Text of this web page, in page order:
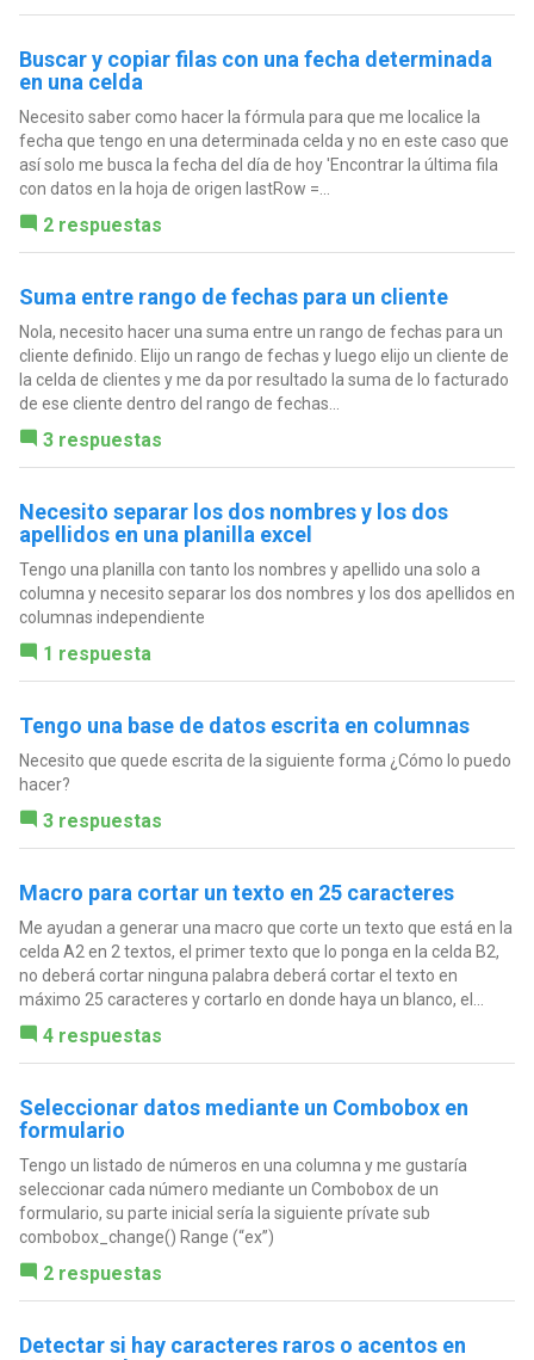
Buscar y copiar filas con una fecha determinada
en una celda
Necesito saber como hacer la fórmula para que me localice la
fecha que tengo en una determinada celda y no en este caso que
así solo me busca la fecha del día de hoy 'Encontrar la última fila
con datos en la hoja de origen lastRow =...
2 respuestas
Suma entre rango de fechas para un cliente
Nola, necesito hacer una suma entre un rango de fechas para un
cliente definido. Elijo un rango de fechas y luego elijo un cliente de
la celda de clientes y me da por resultado la suma de lo facturado
de ese cliente dentro del rango de fechas...
3 respuestas
Necesito separar los dos nombres y los dos
apellidos en una planilla excel
Tengo una planilla con tanto los nombres y apellido una solo a
columna y necesito separar los dos nombres y los dos apellidos en
columnas independiente
1 respuesta
Tengo una base de datos escrita en columnas
Necesito que quede escrita de la siguiente forma ¿Cómo lo puedo
hacer?
3 respuestas
Macro para cortar un texto en 25 caracteres
Me ayudan a generar una macro que corte un texto que está en la
celda A2 en 2 textos, el primer texto que lo ponga en la celda B2,
no deberá cortar ninguna palabra deberá cortar el texto en
máximo 25 caracteres y cortarlo en donde haya un blanco, el...
4 respuestas
Seleccionar datos mediante un Combobox en
formulario
Tengo un listado de números en una columna y me gustaría
seleccionar cada número mediante un Combobox de un
formulario, su parte inicial sería la siguiente prívate sub
combobox_change() Range (“ex”)
2 respuestas
Detectar si hay caracteres raros o acentos en